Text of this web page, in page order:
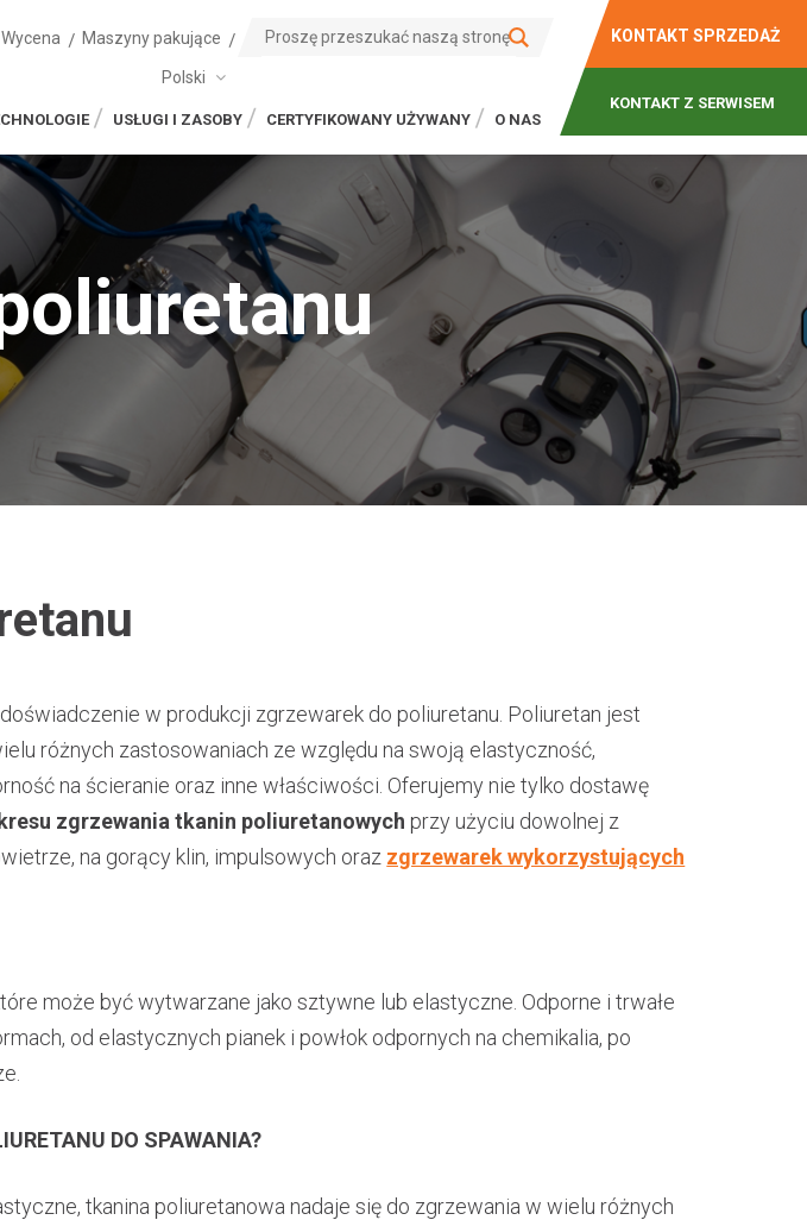
Wycena Maszyny pakujące
Polski
USŁUGI I ZASOBY CERTYFIKOWANY UŻYWANY O NAS
KONTAKT SPRZEDAŻ
KONTAKT Z SERWISEM
w produkcji zgrzewarek do poliuretanu. Poliuretan jest
różnych zastosowaniach ze względu na swoją elastyczność,
na ścieranie oraz inne właściwości. Oferujemy nie tylko dostawę
zgrzewania tkanin poliuretanowych przy użyciu dowolnej z
na gorący klin, impulsowych oraz zgrzewarek wykorzystujących
może być wytwarzane jako sztywne lub elastyczne. Odporne i trwałe
od elastycznych pianek i powłok odpornych na chemikalia, po
DO SPAWANIA?
tkanina poliuretanowa nadaje się do zgrzewania w wielu różnych